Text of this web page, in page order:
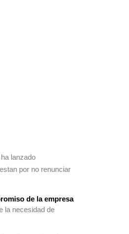
ha lanzado
por no renunciar
de la empresa
la necesidad de